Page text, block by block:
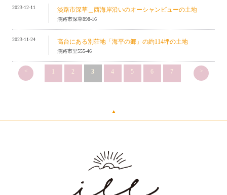
2023-12-11 淡路市深草＿西海岸沿いのオーシャンビューの土地
淡路市深草898-16
2023-11-24 高台にある別荘地「海平の郷」の約114坪の土地
淡路市里555-46
< 1 2 3 4 5 6 7 >
▲